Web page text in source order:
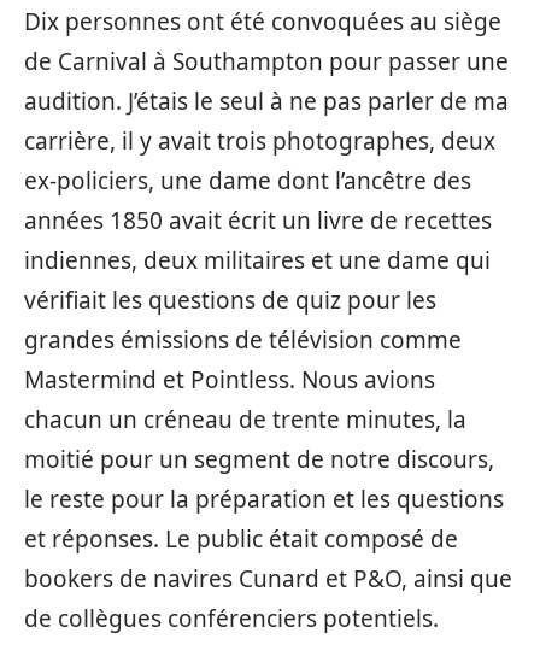
Dix personnes ont été convoquées au siège
de Carnival à Southampton pour passer une
audition. J’étais le seul à ne pas parler de ma
carrière, il y avait trois photographes, deux
ex-policiers, une dame dont l’ancêtre des
années 1850 avait écrit un livre de recettes
indiennes, deux militaires et une dame qui
vérifiait les questions de quiz pour les
grandes émissions de télévision comme
Mastermind et Pointless. Nous avions
chacun un créneau de trente minutes, la
moitié pour un segment de notre discours,
le reste pour la préparation et les questions
et réponses. Le public était composé de
bookers de navires Cunard et P&O, ainsi que
de collègues conférenciers potentiels.